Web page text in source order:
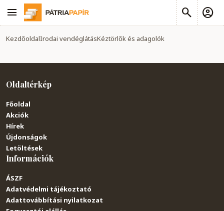
KezdőoldalIrodai vendéglátásKéztörlők és adagolók
Oldaltérkép
Főoldal
Akciók
Hírek
Újdonságok
Letöltések
Információk
ÁSZF
Adatvédelmi tájékoztató
Adattovábbítási nyilatkozat